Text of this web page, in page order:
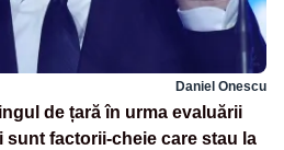
Daniel Onescu
de țară în urma evaluării
sunt factorii-cheie care stau la